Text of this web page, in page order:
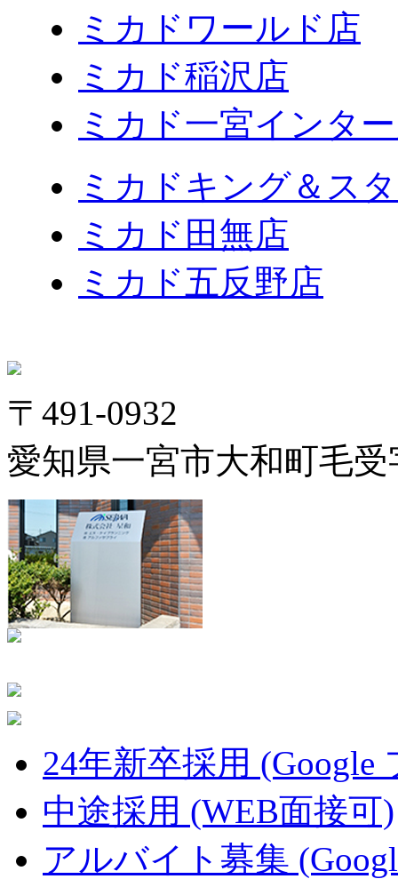
ミカドワールド店
ミカド稲沢店
ミカド一宮インタ
ミカドキング＆ス
ミカド田無店
ミカド五反野店
〒491-0932
愛知県一宮市大和町毛受
24年新卒採用 (Google
中途採用 (WEB面接可)
アルバイト募集